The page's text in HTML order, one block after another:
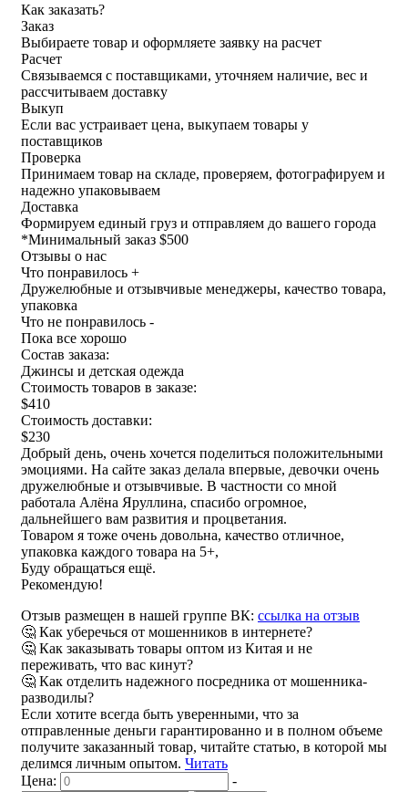
Как заказать?
Заказ
Выбираете товар и оформляете заявку на расчет
Расчет
Связываемся с поставщиками, уточняем наличие, вес и
рассчитываем доставку
Выкуп
Если вас устраивает цена, выкупаем товары у
поставщиков
Проверка
Принимаем товар на складе, проверяем, фотографируем и
надежно упаковываем
Доставка
Формируем единый груз и отправляем до вашего города
*Минимальный заказ $500
Отзывы о нас
Что понравилось +
Дружелюбные и отзывчивые менеджеры, качество товара,
упаковка
Что не понравилось -
Пока все хорошо
Состав заказа:
Джинсы и детская одежда
Стоимость товаров в заказе:
$410
Стоимость доставки:
$230
Добрый день, очень хочется поделиться положительными
эмоциями. На сайте заказ делала впервые, девочки очень
дружелюбные и отзывчивые. В частности со мной
работала Алёна Яруллина, спасибо огромное,
дальнейшего вам развития и процветания.
Товаром я тоже очень довольна, качество отличное,
упаковка каждого товара на 5+,
Буду обращаться ещё.
Рекомендую!
Отзыв размещен в нашей группе ВК: ссылка на отзыв
🤔 Как уберечься от мошенников в интернете?
🤔 Как заказывать товары оптом из Китая и не
переживать, что вас кинут?
🤔 Как отделить надежного посредника от мошенника-
разводилы?
Если хотите всегда быть уверенными, что за
отправленные деньги гарантированно и в полном объеме
получите заказанный товар, читайте статью, в которой мы
делимся личным опытом. Читать
Цена: -